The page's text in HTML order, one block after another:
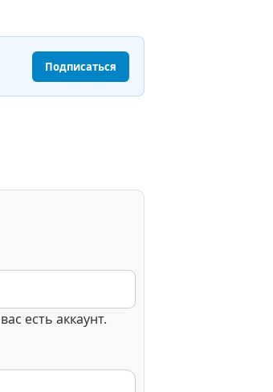
Подписаться
есть аккаунт.